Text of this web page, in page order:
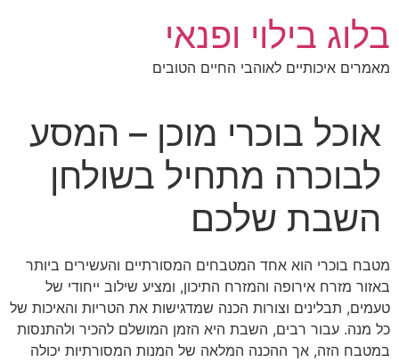
לתוכן
בלוג בילוי ופנאי
מאמרים איכותיים לאוהבי החיים הטובים
אוכל בוכרי מוכן – המסע
לבוכרה מתחיל בשולחן
השבת שלכם
מטבח בוכרי הוא אחד המטבחים המסורתיים והעשירים ביותר
באזור מזרח אירופה והמזרח התיכון, ומציע שילוב ייחודי של
טעמים, תבלינים וצורות הכנה שמדגישות את הטריות והאיכות של
כל מנה. עבור רבים, השבת היא הזמן המושלם להכיר ולהתנסות
במטבח הזה, אך ההכנה המלאה של המנות המסורתיות יכולה